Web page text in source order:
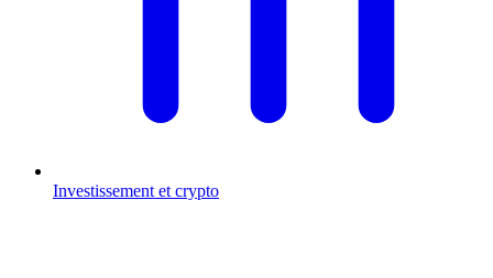
Investissement et crypto